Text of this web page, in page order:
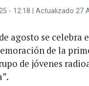
- 12:18 | Actualizado 27
agosto se
de la
de jóvenes